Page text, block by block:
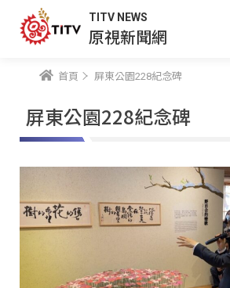
TITV NEWS
原視新聞網
首頁 屏東公園228紀念碑
屏東公園228紀念碑